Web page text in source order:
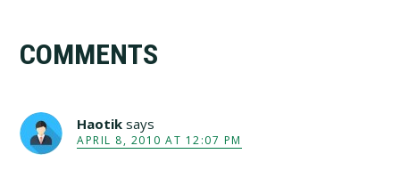
Interactions
COMMENTS
Haotik says
APRIL 8, 2010 AT 12:07 PM